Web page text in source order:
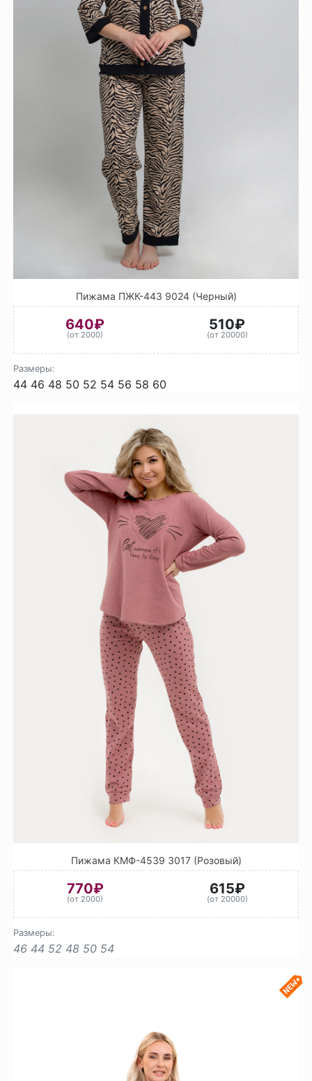
Пижама ПЖК-443 9024 (Черный)
640₽
(от 2000)
510₽
(от 20000)
Размеры:
44 46 48 50 52 54 56 58 60
Пижама КМФ-4539 3017 (Розовый)
770₽
(от 2000)
615₽
(от 20000)
Размеры:
46 44 52 48 50 54